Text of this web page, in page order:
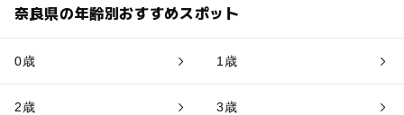
奈良県の年齢別おすすめスポット
0歳 1歳
2歳 3歳